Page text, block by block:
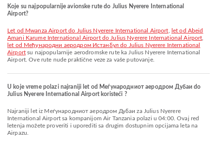
Koje su najpopularnije avionske rute do Julius Nyerere International
Airport?
let od Mwanza Airport do Julius Nyerere International Airport
let od Abeid
Amani Karume International Airport do Julius Nyerere International Airport
let od Међународни аеродром Истанбул do Julius Nyerere International
Airportsu najpopularnije aerodromske rute ka Julius Nyerere International
Airport. Ove rute nude praktične veze za vaše putovanje.
U koje vreme polazi najraniji let od Меѓународниот аеродром Дубаи do
Julius Nyerere International Airport koristeći ?
Najraniji let iz Меѓународниот аеродром Дубаи za Julius Nyerere
International Airport sa kompanijom Air Tanzania polazi u 04:00. Ovaj red
letenja možete proveriti i uporediti sa drugim dostupnim opcijama leta na
Airpazu.